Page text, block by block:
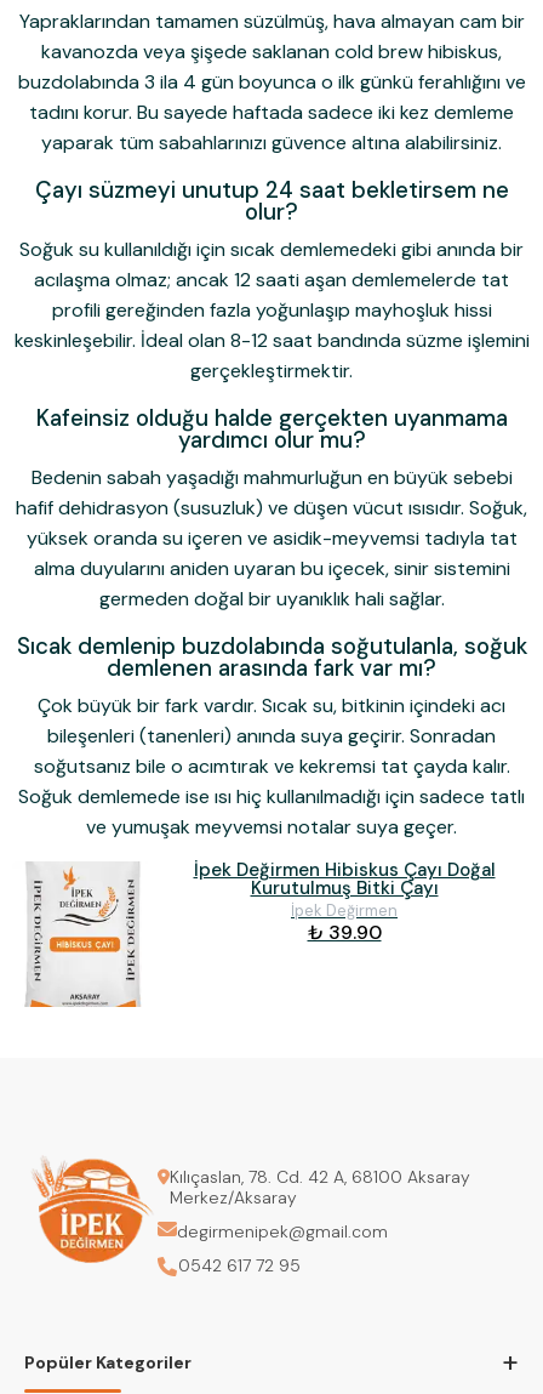
Yapraklarından tamamen süzülmüş, hava almayan cam bir
kavanozda veya şişede saklanan cold brew hibiskus,
buzdolabında 3 ila 4 gün boyunca o ilk günkü ferahlığını ve
tadını korur. Bu sayede haftada sadece iki kez demleme
yaparak tüm sabahlarınızı güvence altına alabilirsiniz.
Çayı süzmeyi unutup 24 saat bekletirsem ne
olur?
Soğuk su kullanıldığı için sıcak demlemedeki gibi anında bir
acılaşma olmaz; ancak 12 saati aşan demlemelerde tat
profili gereğinden fazla yoğunlaşıp mayhoşluk hissi
keskinleşebilir. İdeal olan 8-12 saat bandında süzme işlemini
gerçekleştirmektir.
Kafeinsiz olduğu halde gerçekten uyanmama
yardımcı olur mu?
Bedenin sabah yaşadığı mahmurluğun en büyük sebebi
hafif dehidrasyon (susuzluk) ve düşen vücut ısısıdır. Soğuk,
yüksek oranda su içeren ve asidik-meyvemsi tadıyla tat
alma duyularını aniden uyaran bu içecek, sinir sistemini
germeden doğal bir uyanıklık hali sağlar.
Sıcak demlenip buzdolabında soğutulanla, soğuk
demlenen arasında fark var mı?
Çok büyük bir fark vardır. Sıcak su, bitkinin içindeki acı
bileşenleri (tanenleri) anında suya geçirir. Sonradan
soğutsanız bile o acımtırak ve kekremsi tat çayda kalır.
Soğuk demlemede ise ısı hiç kullanılmadığı için sadece tatlı
ve yumuşak meyvemsi notalar suya geçer.
İpek Değirmen Hibiskus Çayı Doğal
Kurutulmuş Bitki Çayı
İpek Değirmen
₺ 39.90
Kılıçaslan, 78. Cd. 42 A, 68100 Aksaray
Merkez/Aksaray
degirmenipek@gmail.com
0542 617 72 95
Popüler Kategoriler
+